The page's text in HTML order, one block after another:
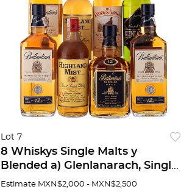
Lot 7
8 Whiskys Single Malts y
Blended a) Glenlanarach, Single
Malt, 10 años. Escocia. b)
Estimate MXN$2,000 - MXN$2,500